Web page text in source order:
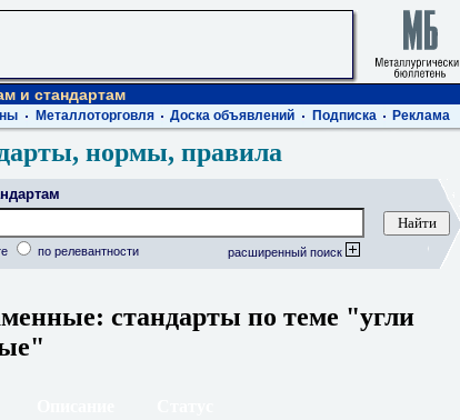
и стандартам
Металлоторговля Доска объявлений Подписка Реклама
нормы, правила
по релевантности расширенный поиск
стандарты по теме "угли